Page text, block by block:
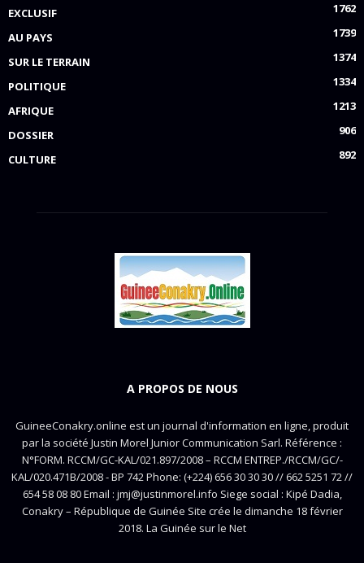
EXCLUSIF
1762
AU PAYS
1739
SUR LE TERRAIN
1374
POLITIQUE
1334
AFRIQUE
1213
DOSSIER
906
CULTURE
892
A PROPOS DE NOUS
GuineeConakry.online est un journal d'information en ligne, produit
par la société Justin Morel Junior Communication Sarl. Référence :
N°FORM. RCCM/GC-KAL/021.897/2008 – RCCM ENTREP./RCCM/GC/-
KAL/020.471B/2008 - BP 742 Phone: (+224) 656 30 30 30 // 662 5251 72 //
654 58 08 80 Email : jmj@justinmorel.info Siege social : Kipé Dadia,
Conakry – République de Guinée Site crée le dimanche 18 février
2018. La Guinée sur le Net